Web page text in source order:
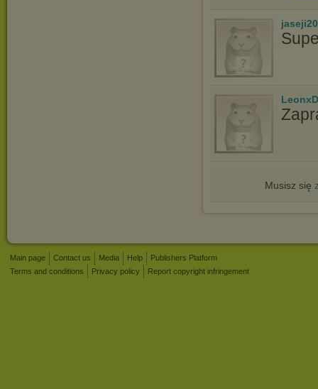
Musisz się
Main page Contact us Media Help
Publishers Platform
Terms and conditions
Privacy policy Report copyright infringement